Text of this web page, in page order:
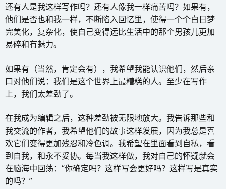
还有人是我这样写作吗？还有人像我一样痛苦吗？如果有，
他们是否也和我一样，不断陷入回忆里，使得一个个白日梦
完美化，复杂化，使自己变得远比生活中的那个男孩儿更加
易碎和有魅力。
如果有（当然，肯定会有），我希望我能认识他们，然后亲
口对他们说：我们是这个世界上最糟糕的人。至少在写作
上，我们太差劲了。
在我成为编辑之后，这种差劲被无限地放大。我告诉那些和
我交流的作者，我希望他们的故事这样发展，因为我总是喜
欢它们变得更加残忍和冷色调。我希望在里面看到自私，看
到自我，和永不妥协。每当我这样做，我对自己的怀疑就会
在脑海中回荡：“你确定吗？这样写会更好吗？这样写是真实
的吗？”